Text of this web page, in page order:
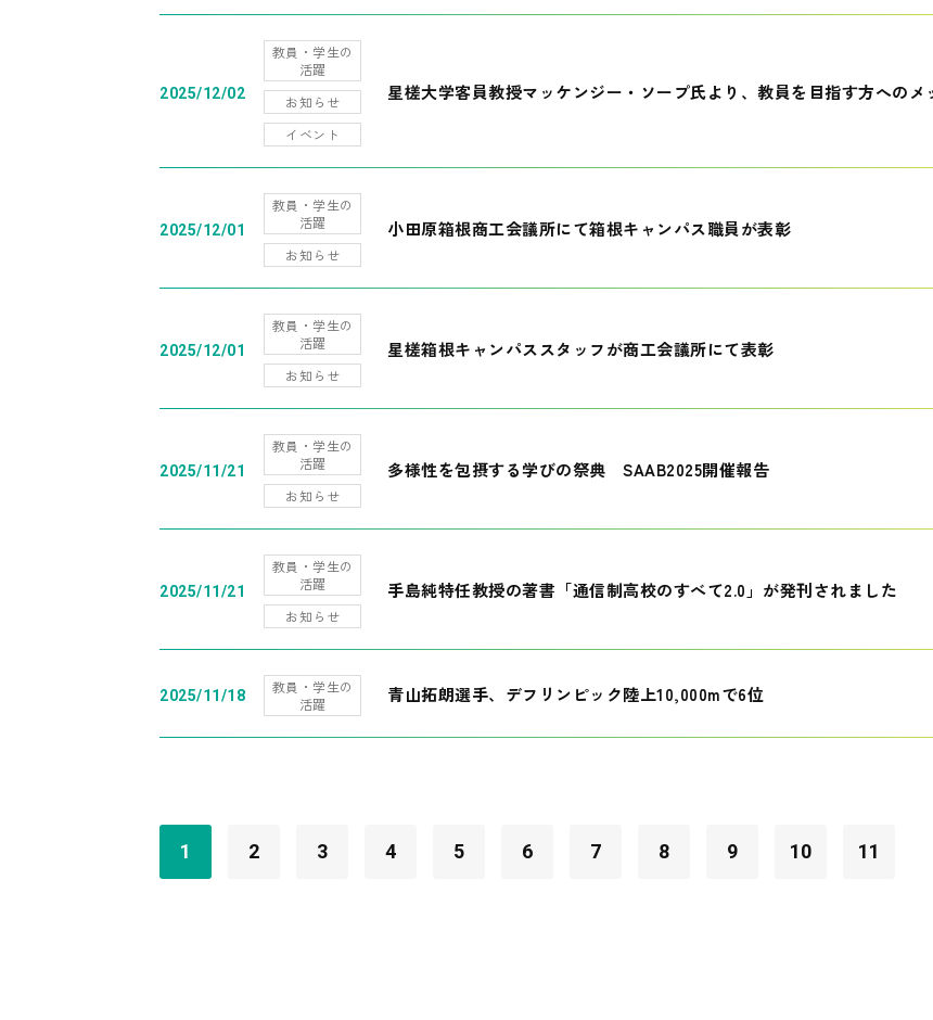
2025/12/02
教員・学生の
活躍
お知らせ
イベント
星槎大学客員教授マッケンジー・ソープ氏より、教員を目指す方への
2025/12/01
教員・学生の
活躍
お知らせ
小田原箱根商工会議所にて箱根キャンパス職員が表彰
2025/12/01
教員・学生の
活躍
お知らせ
星槎箱根キャンパススタッフが商工会議所にて表彰
2025/11/21
教員・学生の
活躍
お知らせ
多様性を包摂する学びの祭典 SAAB2025開催報告
2025/11/21
教員・学生の
活躍
お知らせ
手島純特任教授の著書「通信制高校のすべて2.0」が発刊されました
2025/11/18
教員・学生の
活躍
青山拓朗選手、デフリンピック陸上10,000mで6位
1 2 3 4 5 6 7 8 9 10 11